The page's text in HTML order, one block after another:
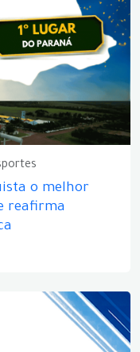
o melhor
reafirma